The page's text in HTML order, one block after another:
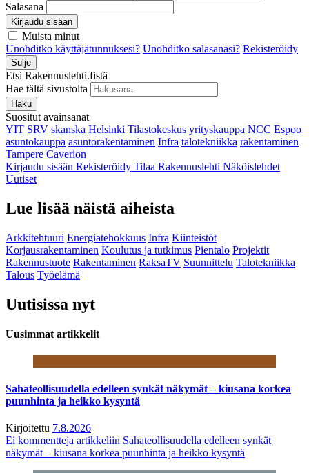
Salasana
Kirjaudu sisään
Muista minut
Unohditko käyttäjätunnuksesi? Unohditko salasanasi? Rekisteröidy
Sulje
Etsi Rakennuslehti.fistä
Hae tältä sivustolta
Haku
Suositut avainsanat
YIT SRV skanska Helsinki Tilastokeskus yrityskauppa NCC Espoo
asuntokauppa asuntorakentaminen Infra talotekniikka rakentaminen
Tampere Caverion
Kirjaudu sisään Rekisteröidy Tilaa Rakennuslehti Näköislehdet
Uutiset
Lue lisää näistä aiheista
Arkkitehtuuri Energiatehokkuus Infra Kiinteistöt
Korjausrakentaminen Koulutus ja tutkimus Pientalo Projektit
Rakennustuote Rakentaminen RaksaTV Suunnittelu Talotekniikka
Talous Työelämä
Uutisissa nyt
Uusimmat artikkelit
Sahateollisuudella edelleen synkät näkymät – kiusana korkea
puunhinta ja heikko kysyntä
Kirjoitettu 7.8.2026
Ei kommentteja artikkeliin Sahateollisuudella edelleen synkät
näkymät – kiusana korkea puunhinta ja heikko kysyntä